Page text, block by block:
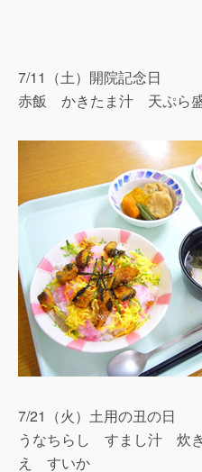
7/11（土）開院記念日
赤飯 かきたま汁 天ぷら
7/21（火）土用の丑の日
うなちらし すまし汁 炊
え すいか